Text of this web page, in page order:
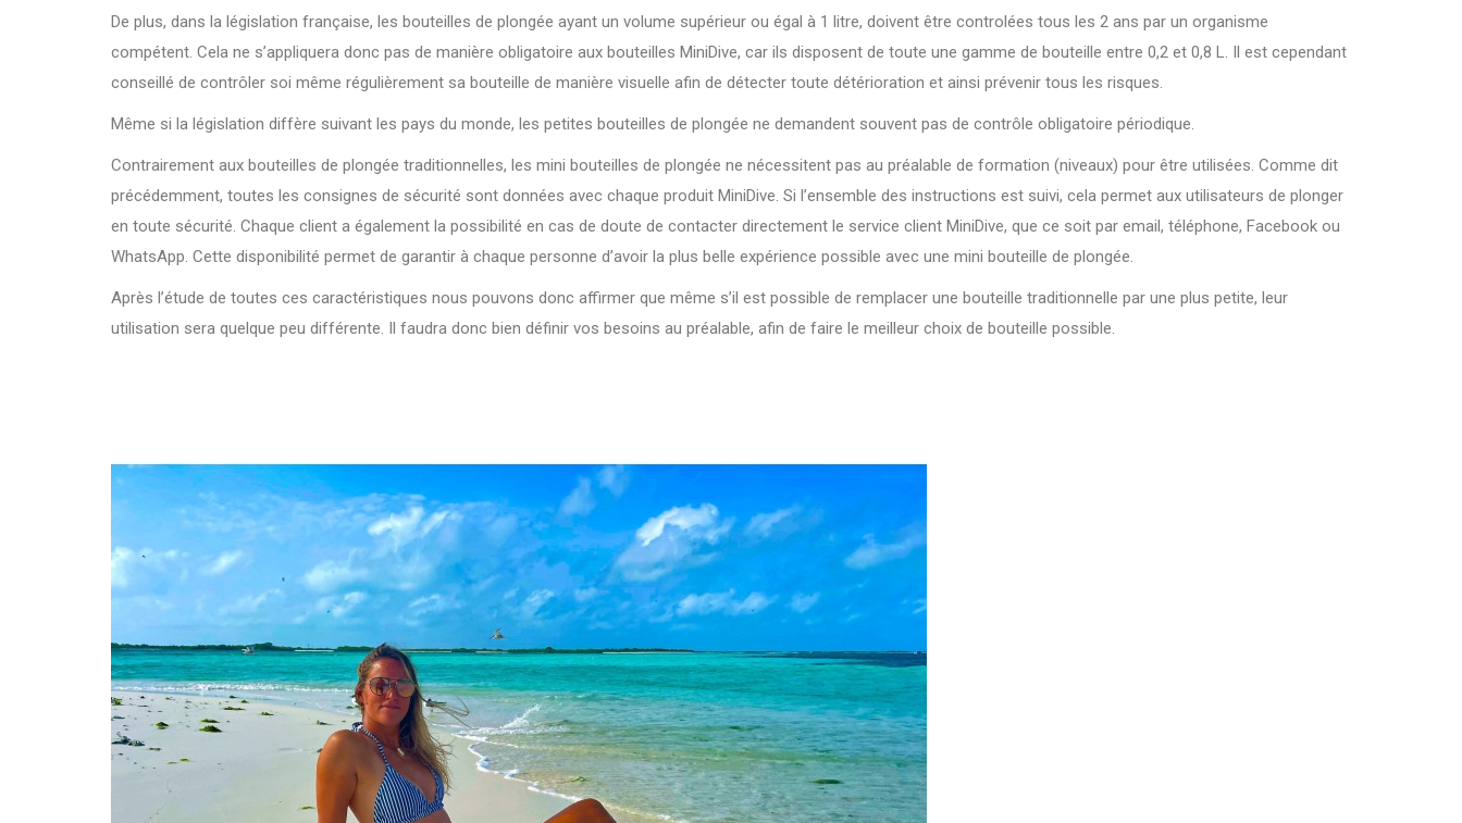
De plus, dans la législation française, les bouteilles de plongée ayant un volume supérieur ou égal à 1 litre, doivent être controlées tous les 2 ans par un organisme
compétent. Cela ne s’appliquera donc pas de manière obligatoire aux bouteilles MiniDive, car ils disposent de toute une gamme de bouteille entre 0,2 et 0,8 L. Il est cependant
conseillé de contrôler soi même régulièrement sa bouteille de manière visuelle afin de détecter toute détérioration et ainsi prévenir tous les risques.
Même si la législation diffère suivant les pays du monde, les petites bouteilles de plongée ne demandent souvent pas de contrôle obligatoire périodique.
Contrairement aux bouteilles de plongée traditionnelles, les mini bouteilles de plongée ne nécessitent pas au préalable de formation (niveaux) pour être utilisées. Comme dit
précédemment, toutes les consignes de sécurité sont données avec chaque produit MiniDive. Si l’ensemble des instructions est suivi, cela permet aux utilisateurs de plonger
en toute sécurité. Chaque client a également la possibilité en cas de doute de contacter directement le service client MiniDive, que ce soit par email, téléphone, Facebook ou
WhatsApp. Cette disponibilité permet de garantir à chaque personne d’avoir la plus belle expérience possible avec une mini bouteille de plongée.
Après l’étude de toutes ces caractéristiques nous pouvons donc affirmer que même s’il est possible de remplacer une bouteille traditionnelle par une plus petite, leur
utilisation sera quelque peu différente. Il faudra donc bien définir vos besoins au préalable, afin de faire le meilleur choix de bouteille possible.